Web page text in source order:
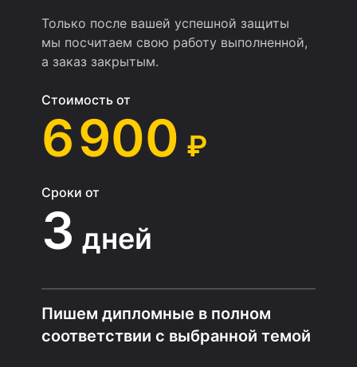
Только после вашей успешной защиты
мы посчитаем свою работу выполненной,
а заказ закрытым.
Стоимость от
6 900 ₽
Сроки от
3 дней
Пишем дипломные в полном
соответствии с выбранной темой